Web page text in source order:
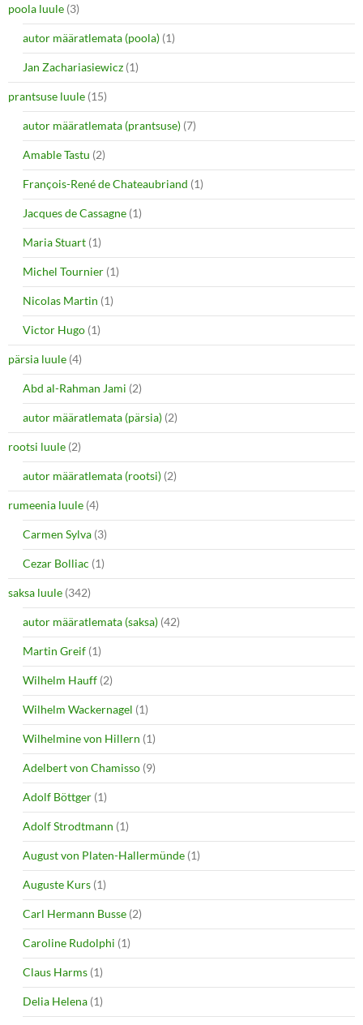
poola luule (3)
autor määratlemata (poola) (1)
Jan Zachariasiewicz (1)
prantsuse luule (15)
autor määratlemata (prantsuse) (7)
Amable Tastu (2)
François-René de Chateaubriand (1)
Jacques de Cassagne (1)
Maria Stuart (1)
Michel Tournier (1)
Nicolas Martin (1)
Victor Hugo (1)
pärsia luule (4)
Abd al-Rahman Jami (2)
autor määratlemata (pärsia) (2)
rootsi luule (2)
autor määratlemata (rootsi) (2)
rumeenia luule (4)
Carmen Sylva (3)
Cezar Bolliac (1)
saksa luule (342)
autor määratlemata (saksa) (42)
Martin Greif (1)
Wilhelm Hauff (2)
Wilhelm Wackernagel (1)
Wilhelmine von Hillern (1)
Adelbert von Chamisso (9)
Adolf Böttger (1)
Adolf Strodtmann (1)
August von Platen-Hallermünde (1)
Auguste Kurs (1)
Carl Hermann Busse (2)
Caroline Rudolphi (1)
Claus Harms (1)
Delia Helena (1)